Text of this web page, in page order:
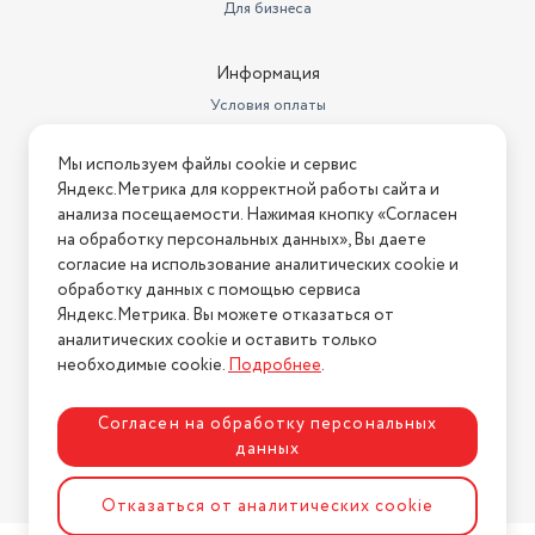
Для бизнеса
Информация
Условия оплаты
Условия возврата
Нашли ошибку на сайте? Напишите нам
2026 © Интернет-магазин "АстМаркет". У нас есть всё!
Политика конфиденциальности
Разработка сайтаASTDESIGN
Мы используем файлы cookie и сервис
Яндекс.Метрика для корректной работы сайта и
анализа посещаемости. Нажимая кнопку «Согласен
на обработку персональных данных», Вы даете
согласие на использование аналитических cookie и
обработку данных с помощью сервиса
Яндекс.Метрика. Вы можете отказаться от
аналитических cookie и оставить только
необходимые cookie.Подробнее.
Согласен на обработку персональных
данных
Отказаться от аналитических cookie